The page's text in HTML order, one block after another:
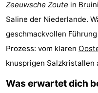
Buitenheem
-
Oase
Duinoord
-
Zeeuwsche Zoute in
Saline der Niederlande.
geschmackvollen
Prozess: vom klaren
knusprigen Salzkristallen
Was erwartet dich